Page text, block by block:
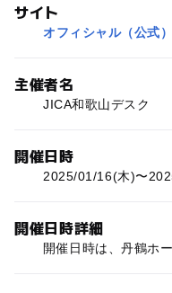
サイト
オフィシャル（公式
主催者名
JICA和歌山デスク
開催日時
2025/01/16(木)〜
開催日時詳細
開催日時は、丹鶴ホ